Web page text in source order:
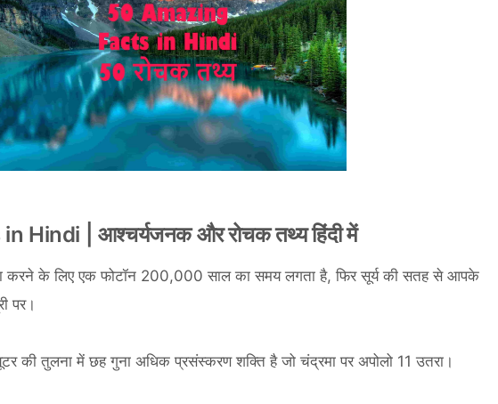
Hindi | आश्चर्यजनक और रोचक तथ्य हिंदी में
करने के लिए एक फोटॉन 200,000 साल का समय लगता है, फिर सूर्य की सतह से आपके
पर।
तुलना में छह गुना अधिक प्रसंस्करण शक्ति है जो चंद्रमा पर अपोलो 11 उतरा।